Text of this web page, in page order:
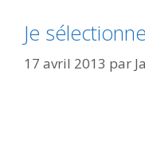
Je
17 avril 2013 par